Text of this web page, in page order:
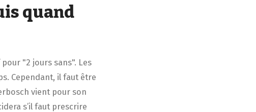
quand
"2 jours sans". Les
Cependant, il faut être
vient pour son
s’il faut prescrire